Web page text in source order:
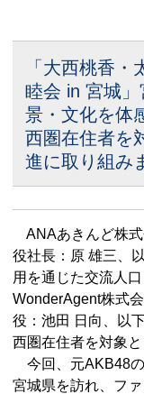
「大西桃香
睦会 in 宮城」
景・文化を体
西圏在住者を
進に取り組み
ANAあきんど株式
役社長：原 雄三、
用を通じた交流人
WonderAgent株式
役：池田 日向、以
西圏在住者を対象
今回、元AKB48
宮城県を訪れ、フ